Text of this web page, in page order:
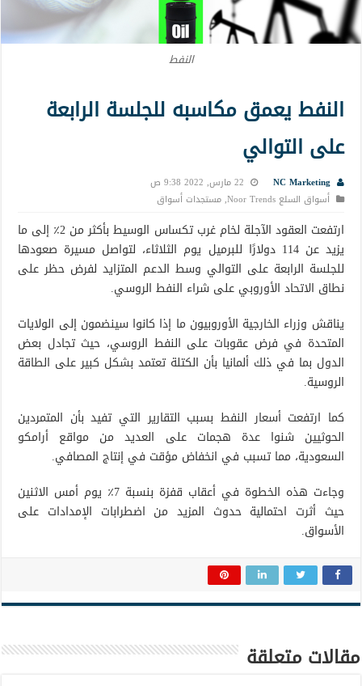
النفط
النفط يعمق مكاسبه للجلسة الرابعة
على التوالي
NC Marketing
22 مارس, 2022 9:38 ص
أسواق السلع Noor Trends
,مستجدات أسواق
ارتفعت العقود الآجلة لخام غرب تكساس الوسيط بأكثر من 2٪ إلى ما
يزيد عن 114 دولارًا للبرميل يوم الثلاثاء، لتواصل مسيرة صعودها
للجلسة الرابعة على التوالي وسط الدعم المتزايد لفرض حظر على
نطاق الاتحاد الأوروبي على شراء النفط الروسي.
يناقش وزراء الخارجية الأوروبيون ما إذا كانوا سينضمون إلى الولايات
المتحدة في فرض عقوبات على النفط الروسي، حيث تجادل بعض
الدول بما في ذلك ألمانيا بأن الكتلة تعتمد بشكل كبير على الطاقة
الروسية.
كما ارتفعت أسعار النفط بسبب التقارير التي تفيد بأن المتمردين
الحوثيين شنوا عدة هجمات على العديد من مواقع أرامكو
السعودية، مما تسبب في انخفاض مؤقت في إنتاج المصافي.
وجاءت هذه الخطوة في أعقاب قفزة بنسبة 7٪ يوم أمس الاثنين
حيث أثرت احتمالية حدوث المزيد من اضطرابات الإمدادات على
الأسواق.
مقالات متعلقة